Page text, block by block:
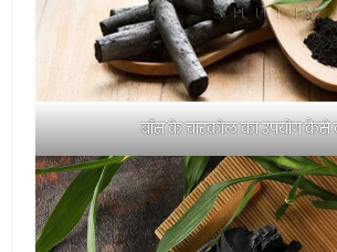
बाँस के चारकोल का उपयोग कैसे